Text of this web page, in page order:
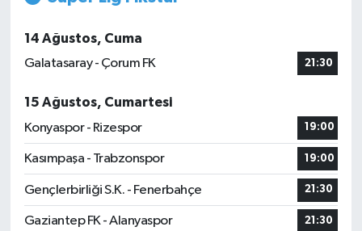
14 Ağustos, Cuma
Galatasaray - Çorum FK
21:30
15 Ağustos, Cumartesi
Konyaspor - Rizespor
19:00
Kasımpaşa - Trabzonspor 19:00
Gençlerbirliği S.K. - Fenerbahçe 21:30
Gaziantep FK - Alanyaspor 21:30